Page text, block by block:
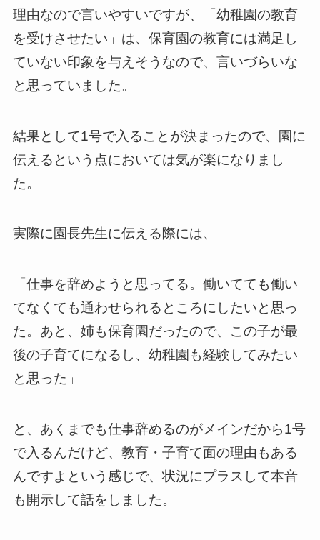
理由なので言いやすいですが、「幼稚園の教育
を受けさせたい」は、保育園の教育には満足し
ていない印象を与えそうなので、言いづらいな
と思っていました。
結果として1号で入ることが決まったので、園に
伝えるという点においては気が楽になりまし
た。
実際に園長先生に伝える際には、
「仕事を辞めようと思ってる。働いてても働い
てなくても通わせられるところにしたいと思っ
た。あと、姉も保育園だったので、この子が最
後の子育てになるし、幼稚園も経験してみたい
と思った」
と、あくまでも仕事辞めるのがメインだから1号
で入るんだけど、教育・子育て面の理由もある
んですよという感じで、状況にプラスして本音
も開示して話をしました。